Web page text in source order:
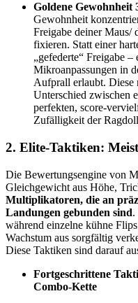
Goldene Gewohnheit
Gewohnheit
Freigabe deiner Maus/
fixieren. Statt einer
„gefederte“ Freigabe
Mikroanpassungen in
Aufprall erlaubt. Diese
Unterschied zwischen
perfekten, score-
Zufälligkeit der
2. Elite-Taktiken:
Die Bewertungsengine von
Gleichgewicht aus Höhe,
Multiplikatoren, die an
Landungen gebunden sind.
während einzelne kühne
Wachstum aus sorgfältig
Diese Taktiken sind darauf
Fortgeschrittene
Combo-Kette